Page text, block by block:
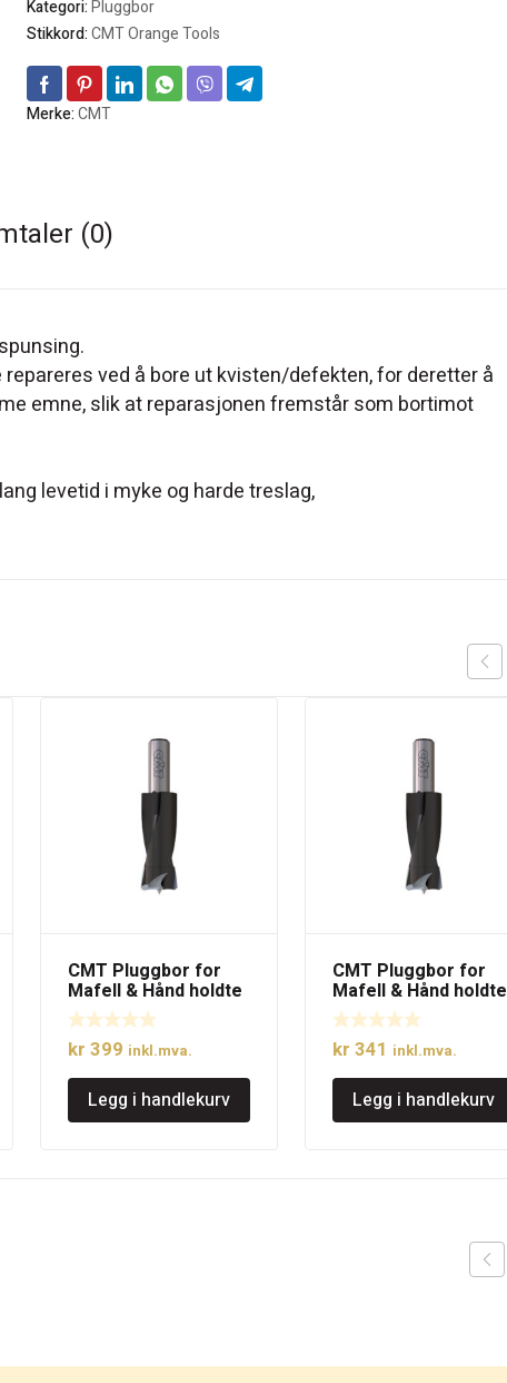
Kategori:Pluggbor
Stikkord:CMT Orange Tools
Merke:CMT
(0)
ved å bore ut kvisten/defekten, for deretter å
emne, slik at reparasjonen fremstår som bortimot
levetid i myke og harde treslag,
CMT Pluggbor for
Mafell & Hånd holdte
overfreser
kr 399 inkl.mva.
Legg i handlekurv
CMT Pluggbor for
Mafell & Hånd holdte
overfreser
kr 341 inkl.mva.
Legg i handlekurv